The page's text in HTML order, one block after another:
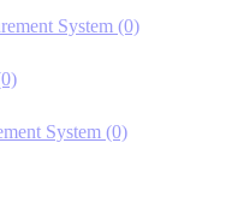
System (0)
System (0)